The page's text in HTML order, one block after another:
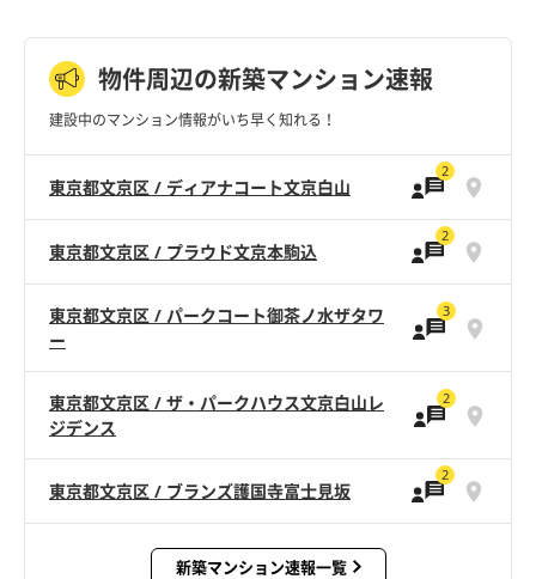
物件周辺の新築マンション速報
建設中のマンション情報がいち早く知れる！
東京都文京区 / ディアナコート文京白山
2
東京都文京区 / プラウド文京本駒込
2
東京都文京区 / パークコート御茶ノ水ザタワ
ー
3
東京都文京区 / ザ・パークハウス文京白山レ
ジデンス
2
東京都文京区 / ブランズ護国寺富士見坂
2
新築マンション速報一覧